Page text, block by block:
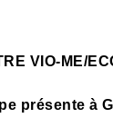
VIO-ME/
présente à